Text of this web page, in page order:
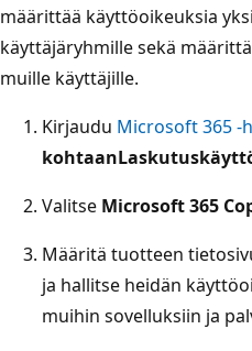
määrittää käyttöoikeuksia
käyttäjäryhmille sekä
muille käyttäjille.
Kirjaudu Microsoft 365 -
kohtaan
Valitse Microsoft 365
Määritä tuotteen
ja hallitse heidän
muihin sovelluksiin ja